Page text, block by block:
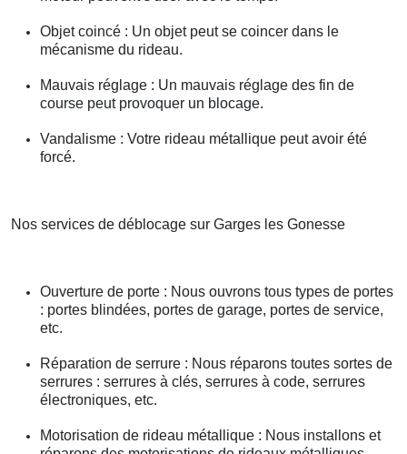
Objet coincé : Un objet peut se coincer dans le
mécanisme du rideau.
Mauvais réglage : Un mauvais réglage des fin de
course peut provoquer un blocage.
Vandalisme : Votre rideau métallique peut avoir été
forcé.
Nos services de déblocage sur Garges les Gonesse
Ouverture de porte : Nous ouvrons tous types de portes
: portes blindées, portes de garage, portes de service,
etc.
Réparation de serrure : Nous réparons toutes sortes de
serrures : serrures à clés, serrures à code, serrures
électroniques, etc.
Motorisation de rideau métallique : Nous installons et